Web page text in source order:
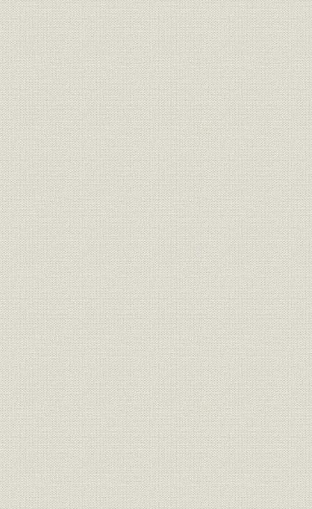
第3節 Y2K対策で総力戦
第4節 電子編集システム本格化
第5節 24時間配信を実施
第6節 全社情報化システム
第7節 「報道と読者」委員会を設立
第8節 通信部廃止
第9節 ダブル受賞10年で2度
第10節 トレジャーの構築
第11節 アジアに軸足
第12節 小渕内閣発足
第13節 毒物カレー事件
第14節 初の脳死移植
第15節 臨界事故
第16節 地方の時代
第17節 密室の交代劇
第18節 警察不祥事相次ぐ
第19節 グリコ森永事件
第20節 大型破たん相次ぐ